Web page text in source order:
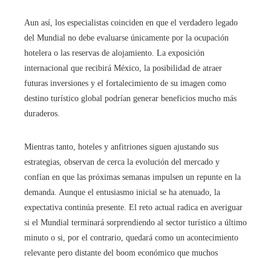
Aun así, los especialistas coinciden en que el verdadero legado
del Mundial no debe evaluarse únicamente por la ocupación
hotelera o las reservas de alojamiento. La exposición
internacional que recibirá México, la posibilidad de atraer
futuras inversiones y el fortalecimiento de su imagen como
destino turístico global podrían generar beneficios mucho más
duraderos.
Mientras tanto, hoteles y anfitriones siguen ajustando sus
estrategias, observan de cerca la evolución del mercado y
confían en que las próximas semanas impulsen un repunte en la
demanda. Aunque el entusiasmo inicial se ha atenuado, la
expectativa continúa presente. El reto actual radica en averiguar
si el Mundial terminará sorprendiendo al sector turístico a último
minuto o si, por el contrario, quedará como un acontecimiento
relevante pero distante del boom económico que muchos